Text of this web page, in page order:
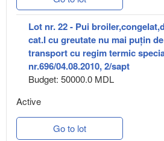
Lot nr. 22 - Pui
cat.I cu greutate nu mai puțin
transport cu regim termic
nr.696/04.08.2010, 2/sapt
Budget: 50000.0 MDL
Active
Go to lot